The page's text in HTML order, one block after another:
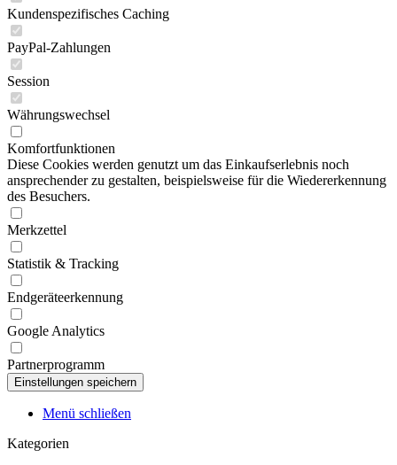
Kundenspezifisches Caching
PayPal-Zahlungen
Session
Währungswechsel
Komfortfunktionen
Diese Cookies werden genutzt um das Einkaufserlebnis noch
ansprechender zu gestalten, beispielsweise für die Wiedererkennung
des Besuchers.
Merkzettel
Statistik & Tracking
Endgeräteerkennung
Google Analytics
Partnerprogramm
Menü schließen
Kategorien